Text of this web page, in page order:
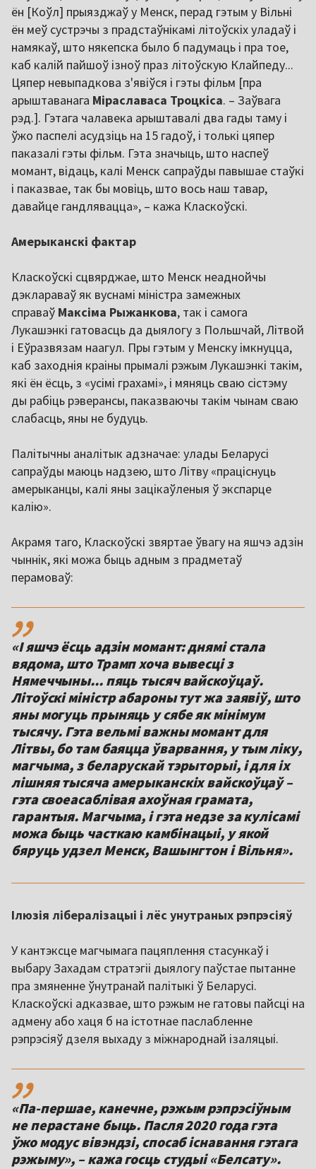
ён [Коўл] прыязджаў у Менск, перад гэтым у Вільні
ён меў сустрэчы з прадстаўнікамі літоўскіх уладаў і
намякаў, што някепска было б падумаць і пра тое,
каб калій пайшоў ізноў праз літоўскую Клайпеду...
Цяпер невыпадкова з'явіўся і гэты фільм [пра
арыштаванага Міраславаса Троцкіса. – Заўвага
рэд.]. Гэтага чалавека арыштавалі два гады таму і
ўжо паспелі асудзіць на 15 гадоў, і толькі цяпер
паказалі гэты фільм. Гэта значыць, што наспеў
момант, відаць, калі Менск сапраўды павышае стаўкі
і паказвае, так бы мовіць, што вось наш тавар,
давайце гандлявацца», – кажа Класкоўскі.
Амерыканскі фактар
Класкоўскі сцвярджае, што Менск неаднойчы
дэклараваў як вуснамі міністра замежных
справаў Максіма Рыжанкова, так і самога
Лукашэнкі гатовасць да дыялогу з Польшчай, Літвой
і Еўразвязам наагул. Пры гэтым у Менску імкнуцца,
каб заходнія краіны прымалі рэжым Лукашэнкі такім,
які ён ёсць, з «усімі грахамі», і мяняць сваю сістэму
ды рабіць рэверансы, паказваючы такім чынам сваю
слабасць, яны не будуць.
Палітычны аналітык адзначае: улады Беларусі
сапраўды маюць надзею, што Літву «праціснуць
амерыканцы, калі яны зацікаўленыя ў экспарце
калію».
Акрамя таго, Класкоўскі звяртае ўвагу на яшчэ адзін
чыннік, які можа быць адным з прадметаў
перамоваў:
,,
«І яшчэ ёсць адзін момант: днямі стала
вядома, што Трамп хоча вывесці з
Нямеччыны... пяць тысяч вайскоўцаў.
Літоўскі міністр абароны тут жа заявіў, што
яны могуць прыняць у сябе як мінімум
тысячу. Гэта вельмі важны момант для
Літвы, бо там баяцца ўварвання, у тым ліку,
магчыма, з беларускай тэрыторыі, і для іх
лішняя тысяча амерыканскіх вайскоўцаў –
гэта своеасаблівая ахоўная грамата,
гарантыя. Магчыма, і гэта недзе за кулісамі
можа быць часткаю камбінацыі, у якой
бяруць удзел Менск, Вашынгтон і Вільня».
Ілюзія лібералізацыі і лёс унутраных рэпрэсіяў
У кантэксце магчымага пацяплення стасункаў і
выбару Захадам стратэгіі дыялогу паўстае пытанне
пра змяненне ўнутранай палітыкі ў Беларусі.
Класкоўскі адказвае, што рэжым не гатовы пайсці на
адмену або хаця б на істотнае паслабленне
рэпрэсіяў дзеля выхаду з міжнароднай ізаляцыі.
,,
«Па-першае, канечне, рэжым рэпрэсіўным
не перастане быць. Пасля 2020 года гэта
ўжо модус вівэндзі, спосаб існавання гэтага
рэжыму», – кажа госць студыі «Белсату».